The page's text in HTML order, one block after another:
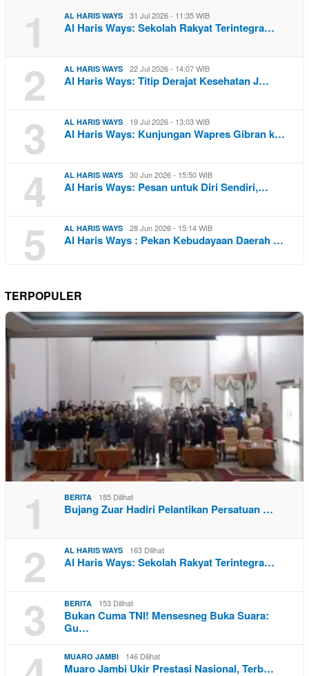
1 AL HARIS WAYS 31 Jul 2026 - 11:35 WIB
Al Haris Ways: Sekolah Rakyat Terintegra…
2 AL HARIS WAYS 22 Jul 2026 - 14:07 WIB
Al Haris Ways: Titip Derajat Kesehatan J…
3 AL HARIS WAYS 19 Jul 2026 - 13:03 WIB
Al Haris Ways: Kunjungan Wapres Gibran k…
4 AL HARIS WAYS 30 Jun 2026 - 15:50 WIB
Al Haris Ways: Pesan untuk Diri Sendiri,…
5 AL HARIS WAYS 28 Jun 2026 - 15:14 WIB
Al Haris Ways : Pekan Kebudayaan Daerah …
TERPOPULER
1 BERITA 185 Dilihat
Bujang Zuar Hadiri Pelantikan Persatuan …
2 AL HARIS WAYS 163 Dilihat
Al Haris Ways: Sekolah Rakyat Terintegra…
3 BERITA 153 Dilihat
Bukan Cuma TNI! Mensesneg Buka Suara:
Gu…
MUARO JAMBI 146 Dilihat
Muaro Jambi Ukir Prestasi Nasional, Terb…